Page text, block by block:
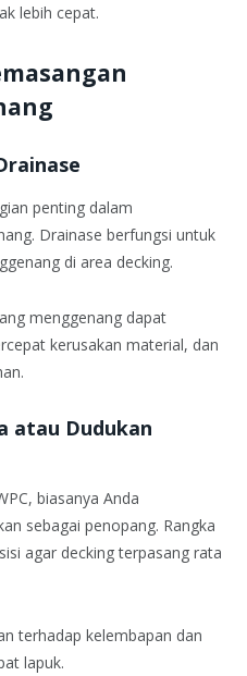
lebih cepat.
penting dalam
Drainase berfungsi untuk
di area decking.
menggenang dapat
kerusakan material, dan
atau Dudukan
biasanya Anda
sebagai penopang. Rangka
agar decking terpasang rata
terhadap kelembapan dan
lapuk.